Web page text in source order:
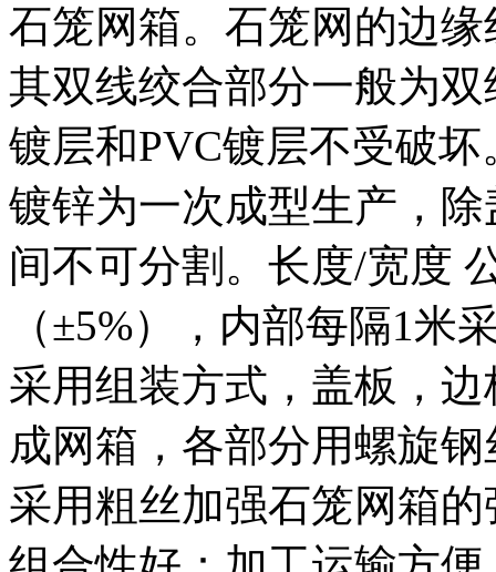
石笼网箱。石笼网的边
其双线绞合部分一般为
镀层和PVC镀层不受破坏
镀锌为一次成型生产，
间不可分割。长度/宽度
（±5%），内部每隔1米
采用组装方式，盖板，
成网箱，各部分用螺旋
采用粗丝加强石笼网箱的